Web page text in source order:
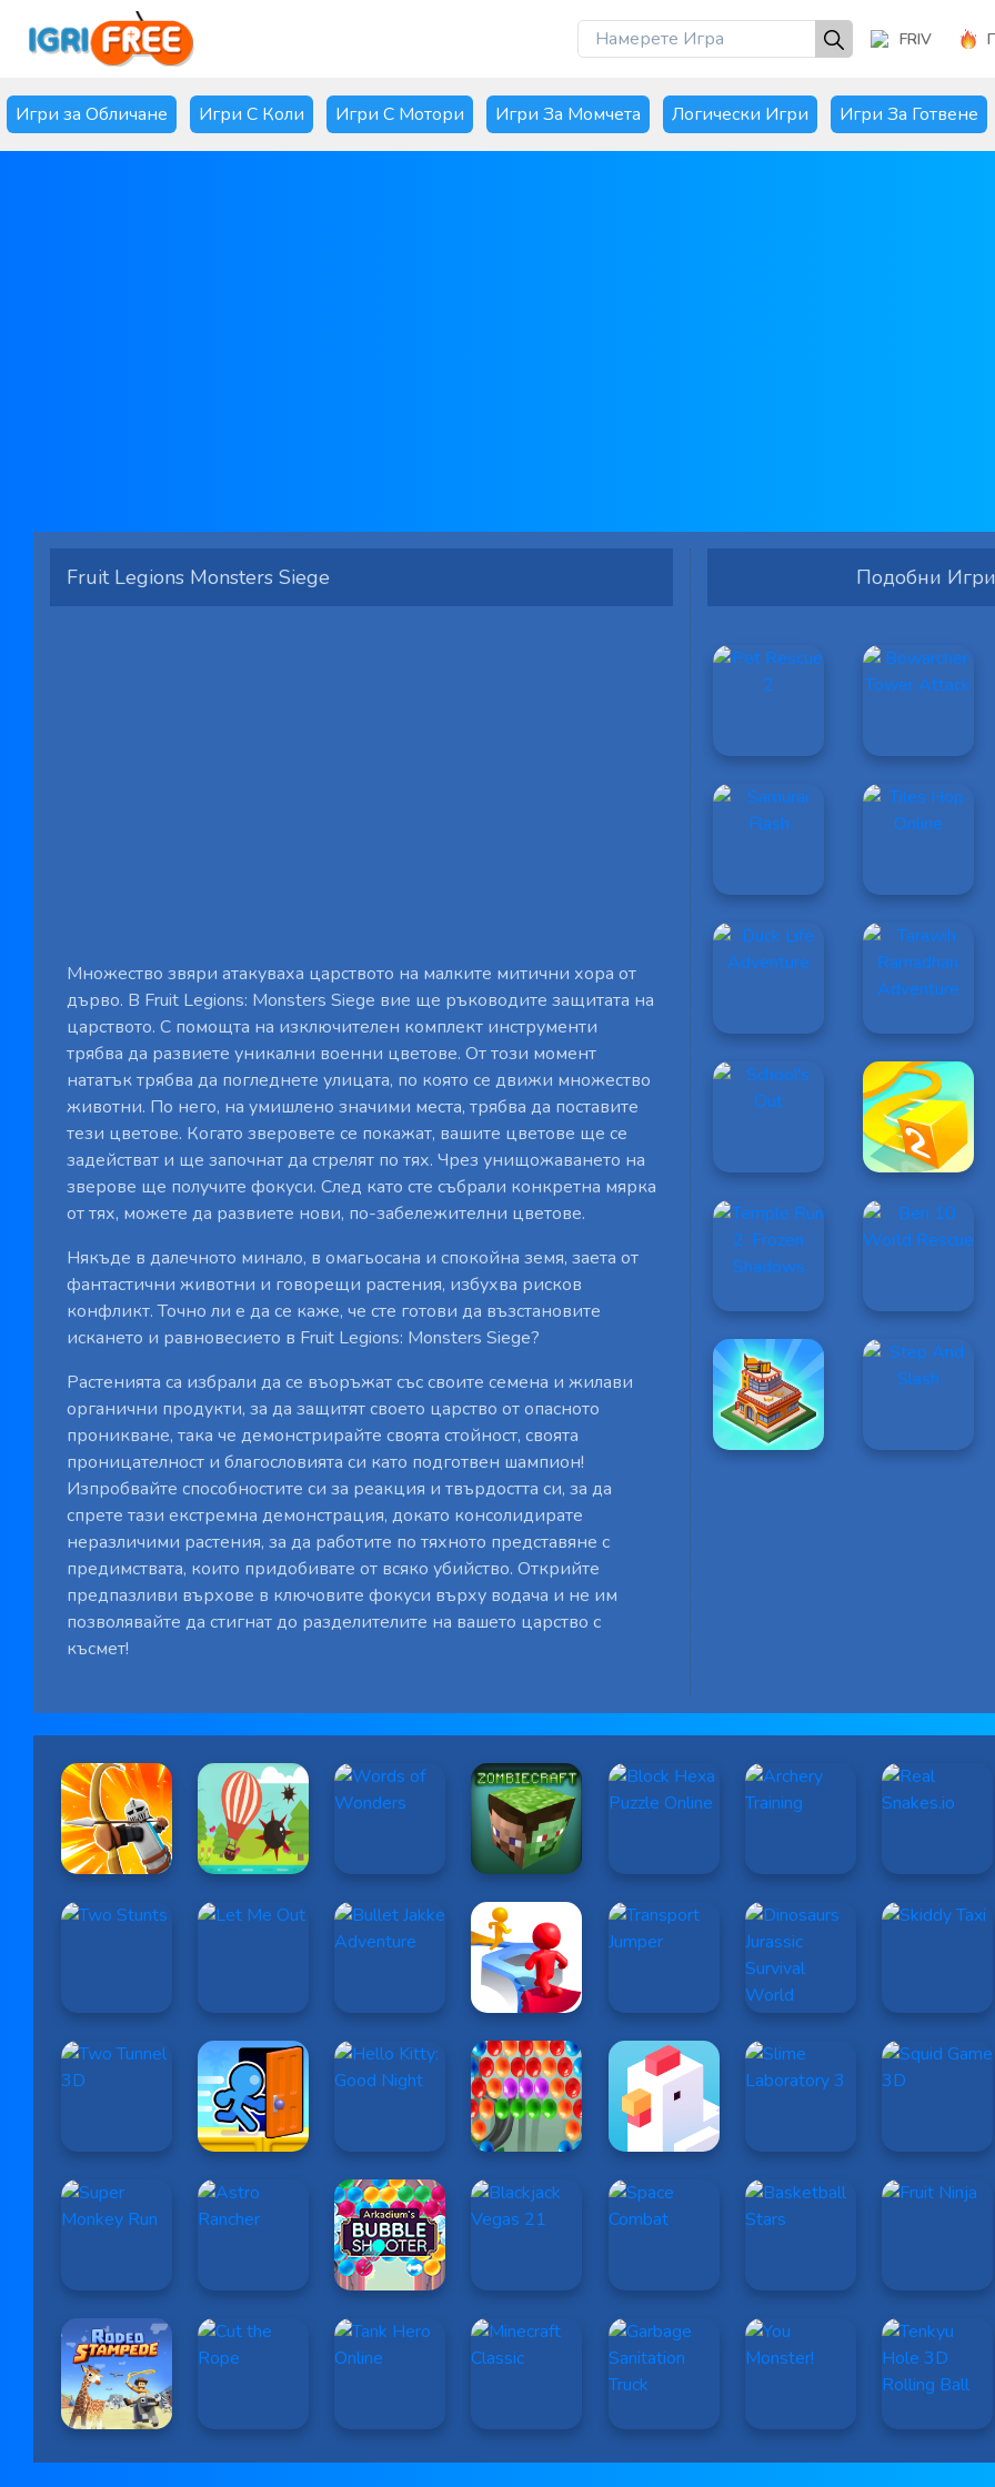
FRIV
Игри за Обличане Игри С Коли Игри С Мотори Игри За Момчета Логически Игри Игри За Готвене
Fruit Legions Monsters Siege
Множество звяри атакуваха царството на малките митични хора от
дърво. В Fruit Legions: Monsters Siege вие ще ръководите защитата на
царството. С помощта на изключителен комплект инструменти
трябва да развиете уникални военни цветове. От този момент
нататък трябва да погледнете улицата, по която се движи множество
животни. По него, на умишлено значими места, трябва да поставите
тези цветове. Когато зверовете се покажат, вашите цветове ще се
задействат и ще започнат да стрелят по тях. Чрез унищожаването на
зверове ще получите фокуси. След като сте събрали конкретна мярка
от тях, можете да развиете нови, по-забележителни цветове.
Някъде в далечното минало, в омагьосана и спокойна земя, заета от
фантастични животни и говорещи растения, избухва рисков
конфликт. Точно ли е да се каже, че сте готови да възстановите
искането и равновесието в Fruit Legions: Monsters Siege?
Растенията са избрали да се въоръжат със своите семена и жилави
органични продукти, за да защитят своето царство от опасното
проникване, така че демонстрирайте своята стойност, своята
проницателност и благословията си като подготвен шампион!
Изпробвайте способностите си за реакция и твърдостта си, за да
спрете тази екстремна демонстрация, докато консолидирате
неразличими растения, за да работите по тяхното представяне с
предимствата, които придобивате от всяко убийство. Открийте
предпазливи върхове в ключовите фокуси върху водача и не им
позволявайте да стигнат до разделителите на вашето царство с
късмет!
Подобни Игри